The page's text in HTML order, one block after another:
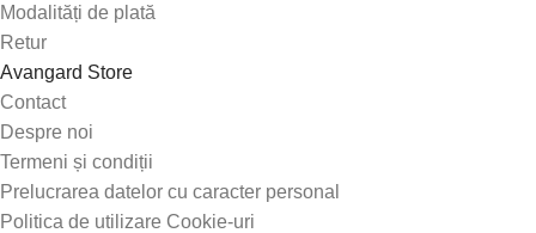
Modalități de plată
Retur
Avangard Store
Contact
Despre noi
Termeni și condiții
Prelucrarea datelor cu caracter personal
Politica de utilizare Cookie-uri